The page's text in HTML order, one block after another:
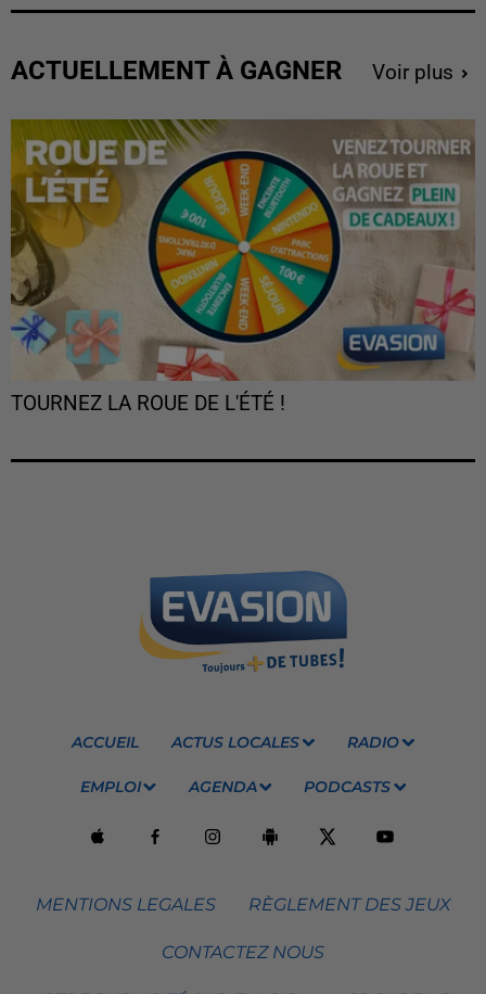
ACTUELLEMENT À GAGNER Voir plus
TOURNEZ LA ROUE DE L'ÉTÉ !
ACCUEIL ACTUS LOCALES RADIO
EMPLOI AGENDA PODCASTS
MENTIONS LEGALES RÈGLEMENT DES JEUX
CONTACTEZ NOUS